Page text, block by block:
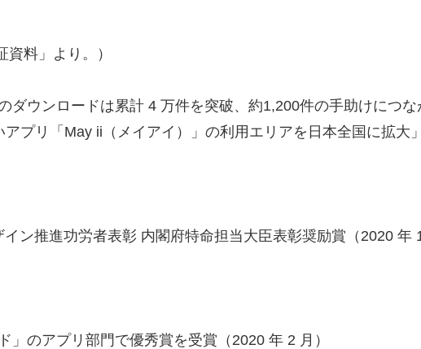
料」より。）
ウンロードは累計 4 万件を突破、約1,200件の手助けにつな
プリ「May ii（メイアイ）」の利用エリアを日本全国に拡大
ン推進功労者表彰 内閣府特命担当大臣表彰奨励賞（2020 年
」のアプリ部門で優秀賞を受賞（2020 年 2 月）